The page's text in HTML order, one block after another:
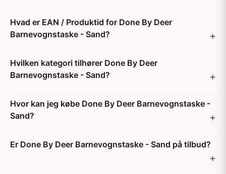
Hvad er EAN / Produktid for Done By Deer
Barnevognstaske - Sand?
Hvilken kategori tilhører Done By Deer
Barnevognstaske - Sand?
Hvor kan jeg købe Done By Deer Barnevognstaske -
Sand?
Er Done By Deer Barnevognstaske - Sand på tilbud?